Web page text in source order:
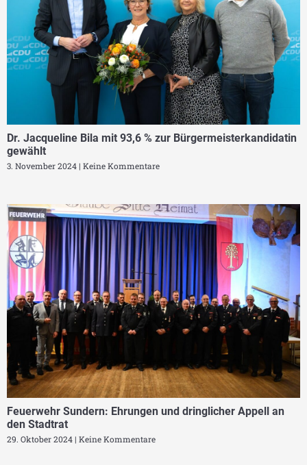
Dr. Jacqueline Bila mit 93,6 % zur Bürgermeisterkandidatin
gewählt
3. November 2024 Keine Kommentare
Feuerwehr Sundern: Ehrungen und dringlicher Appell an
den Stadtrat
29. Oktober 2024 Keine Kommentare